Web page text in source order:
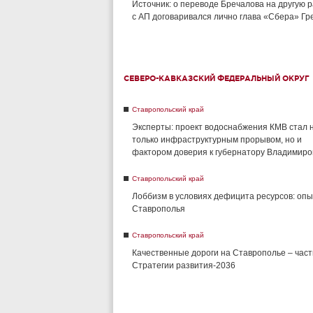
Источник: о переводе Бречалова на другую
с АП договаривался лично глава «Сбера»
СЕВЕРО-КАВКАЗСКИЙ ФЕДЕРАЛЬНЫЙ ОКРУГ
Ставропольский край
Эксперты: проект водоснабжения КМВ стал
только инфраструктурным прорывом, но и
фактором доверия к губернатору
Ставропольский край
Лоббизм в условиях дефицита ресурсов:
Ставрополья
Ставропольский край
Качественные дороги на Ставрополье –
Стратегии развития-2036